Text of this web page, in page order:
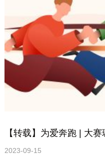
【转载】为爱奔跑 | 大
2023-09-15